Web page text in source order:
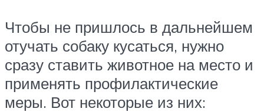
Чтобы не пришлось в дальнейшем
отучать собаку кусаться, нужно
сразу ставить животное на место и
применять профилактические
меры. Вот некоторые из них: